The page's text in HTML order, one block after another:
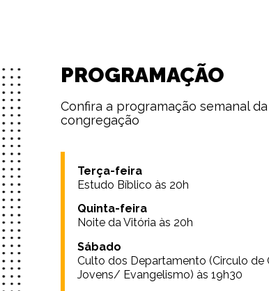
PROGRAMAÇÃO
Confira a programação semanal
congregação
Terça-feira
Estudo Bíblico às 20h
Quinta-feira
Noite da Vitória às 20h
Sábado
Culto dos Departamento (Circulo
Jovens/ Evangelismo) às 19h30